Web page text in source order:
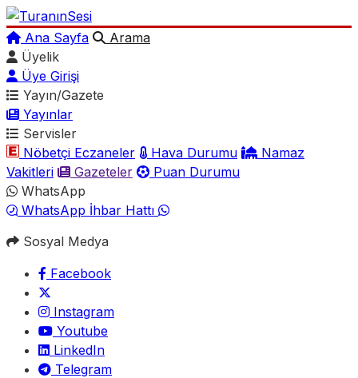
Ana Sayfa
Arama
Üyelik
Üye Girişi
Yayın/Gazete
Yayınlar
Servisler
Nöbetçi Eczaneler
Hava Durumu
Namaz
Vakitleri
Gazeteler
Puan Durumu
WhatsApp
WhatsApp İhbar Hattı
Sosyal Medya
Facebook
Instagram
Youtube
LinkedIn
Telegram